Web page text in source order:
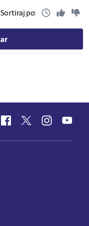
Sortiraj po: